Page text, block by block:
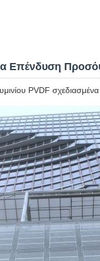
Επένδυση
PVDF